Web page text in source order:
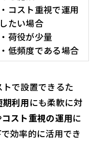
・コスト重視で運用
したい場合
・荷役が少量
・低頻度である場合
で設置できるた
期利用にも柔軟に対
コスト重視の運用に
効率的に活用でき